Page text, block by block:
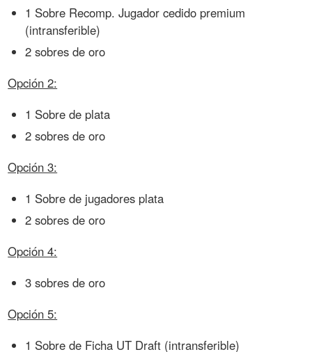
1 Sobre Recomp. Jugador cedido premium
(intransferible)
2 sobres de oro
Opción 2:
1 Sobre de plata
2 sobres de oro
Opción 3:
1 Sobre de jugadores plata
2 sobres de oro
Opción 4:
3 sobres de oro
Opción 5:
1 Sobre de Ficha UT Draft (intransferible)